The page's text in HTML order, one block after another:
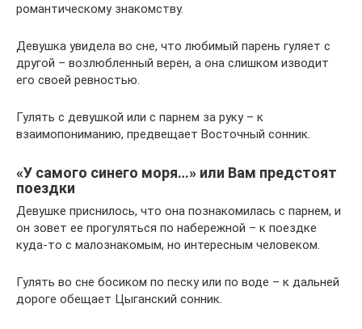
романтическому знакомству.
Девушка увидела во сне, что любимый парень гуляет с
другой – возлюбленный верен, а она слишком изводит
его своей ревностью.
Гулять с девушкой или с парнем за руку – к
взаимопониманию, предвещает Восточный сонник.
«У самого синего моря…» или Вам предстоят
поездки
Девушке приснилось, что она познакомилась с парнем, и
он зовет ее прогуляться по набережной – к поездке
куда-то с малознакомым, но интересным человеком.
Гулять во сне босиком по песку или по воде – к дальней
дороге обещает Цыганский сонник.